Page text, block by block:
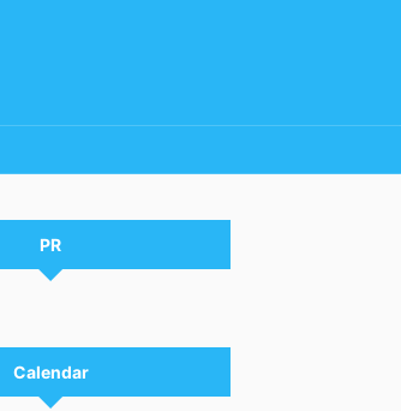
PR
Calendar